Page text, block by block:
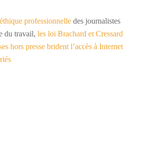
professionnelledes journalistes
du travail, les loi Brachard et Cressard
hors presse brident l’accès à Internet